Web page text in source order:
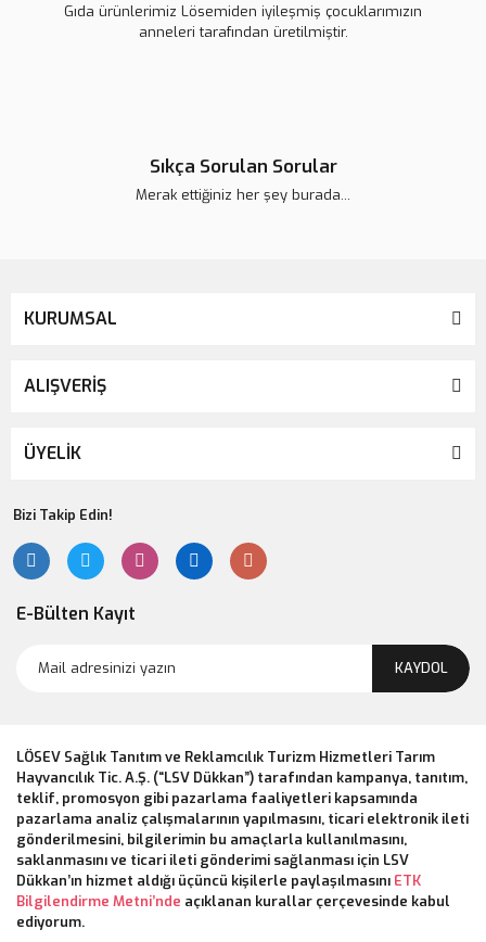
Gıda ürünlerimiz Lösemiden iyileşmiş çocuklarımızın
anneleri tarafından üretilmiştir.
Sıkça Sorulan Sorular
Merak ettiğiniz her şey burada...
KURUMSAL
ALIŞVERİŞ
ÜYELİK
Bizi Takip Edin!
E-Bülten Kayıt
KAYDOL
LÖSEV Sağlık Tanıtım ve Reklamcılık Turizm Hizmetleri Tarım
Hayvancılık Tic. A.Ş. (“LSV Dükkan”) tarafından kampanya, tanıtım,
teklif, promosyon gibi pazarlama faaliyetleri kapsamında
pazarlama analiz çalışmalarının yapılmasını, ticari elektronik ileti
gönderilmesini, bilgilerimin bu amaçlarla kullanılmasını,
saklanmasını ve ticari ileti gönderimi sağlanması için LSV
Dükkan’ın hizmet aldığı üçüncü kişilerle paylaşılmasını ETK
Bilgilendirme Metni’nde açıklanan kurallar çerçevesinde kabul
ediyorum.